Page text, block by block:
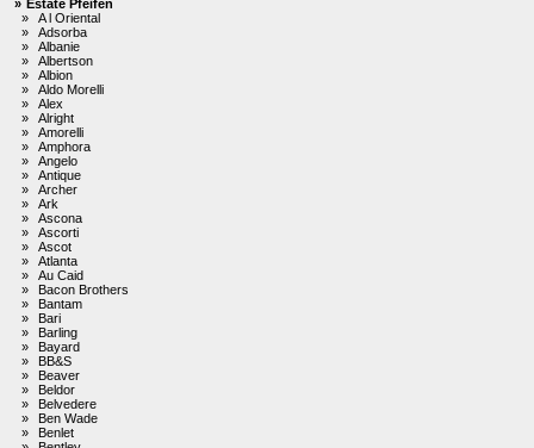
» Estate Pfeifen
»
A l Oriental
»
Adsorba
»
Albanie
»
Albertson
»
Albion
»
Aldo Morelli
»
Alex
»
Alright
»
Amorelli
»
Amphora
»
Angelo
»
Antique
»
Archer
»
Ark
»
Ascona
»
Ascorti
»
Ascot
»
Atlanta
»
Au Caid
»
Bacon Brothers
»
Bantam
»
Bari
»
Barling
»
Bayard
»
BB&S
»
Beaver
»
Beldor
»
Belvedere
»
Ben Wade
»
Benlet